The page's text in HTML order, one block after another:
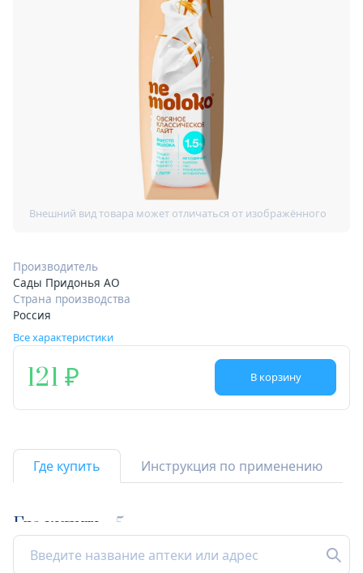
Производитель
Сады Придонья АО
Страна производства
Россия
Все характеристики
121 В корзину
Где купить Инструкция по применению
Где купить 5